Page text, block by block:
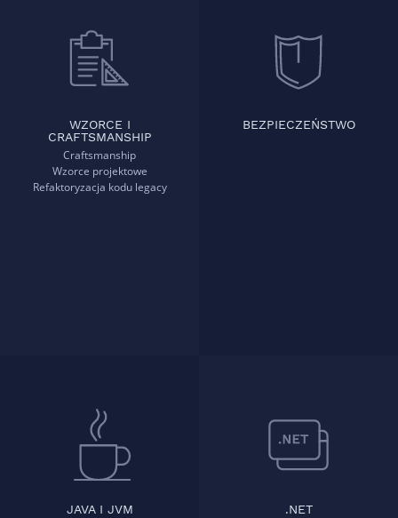
WZORCE I
CRAFTSMANSHIP
Craftsmanship
Wzorce projektowe
Refaktoryzacja kodu legacy
BEZPIECZEŃSTWO
JAVA I JVM .NET